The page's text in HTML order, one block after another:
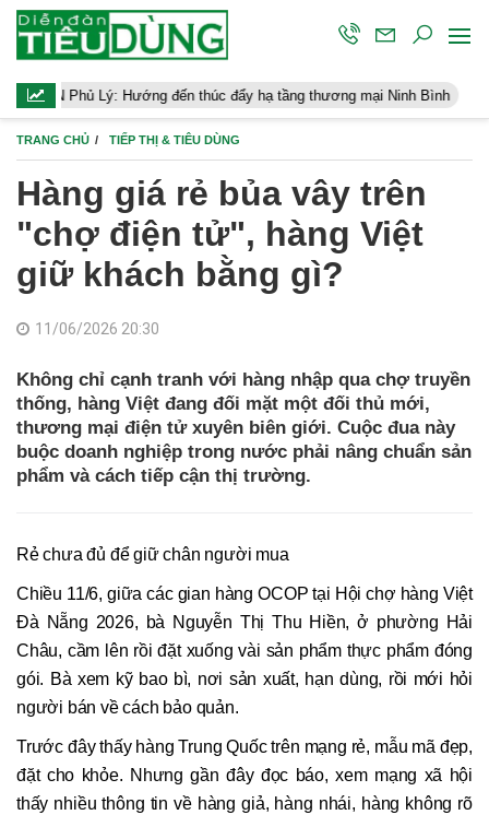
đến thúc đẩy hạ tầng thương mại Ninh Bình Điều hành kinh
TRANG CHỦ TIẾP THỊ & TIÊU DÙNG
Hàng giá rẻ bủa vây trên
"chợ điện tử", hàng Việt
giữ khách bằng gì?
11/06/2026 20:30
Không chỉ cạnh tranh với hàng nhập qua chợ truyền
thống, hàng Việt đang đối mặt một đối thủ mới,
thương mại điện tử xuyên biên giới. Cuộc đua này
buộc doanh nghiệp trong nước phải nâng chuẩn sản
phẩm và cách tiếp cận thị trường.
Rẻ chưa đủ để giữ chân người mua
Chiều 11/6, giữa các gian hàng OCOP tại Hội chợ hàng Việt
Đà Nẵng 2026, bà Nguyễn Thị Thu Hiền, ở phường Hải
Châu, cầm lên rồi đặt xuống vài sản phẩm thực phẩm đóng
gói. Bà xem kỹ bao bì, nơi sản xuất, hạn dùng, rồi mới hỏi
người bán về cách bảo quản.
Trước đây thấy hàng Trung Quốc trên mạng rẻ, mẫu mã đẹp,
đặt cho khỏe. Nhưng gần đây đọc báo, xem mạng xã hội
thấy nhiều thông tin về hàng giả, hàng nhái, hàng không rõ